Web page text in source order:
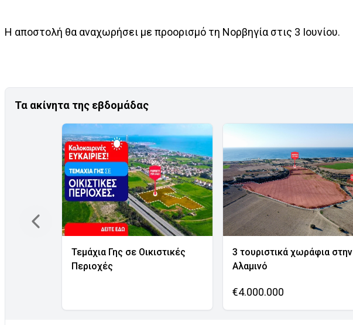
Η αποστολή θα αναχωρήσει με προορισμό τη Νορβηγία στις 3 Ιουνίου.
Τα ακίνητα της εβδομάδας
Τεμάχια Γης σε Οικιστικές
Περιοχές
3 τουριστικά χωράφια στην
Αλαμινό
€4.000.000